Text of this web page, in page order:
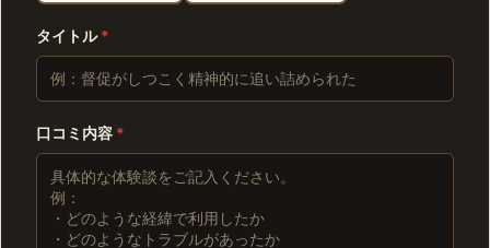
タイトル*
口コミ内容 *